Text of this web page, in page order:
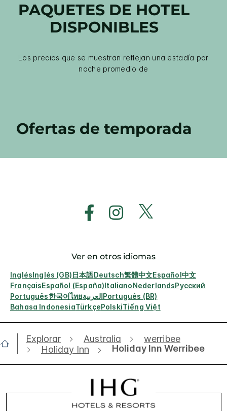
PAQUETES DE HOTEL
DISPONIBLES
Los precios que se muestran reflejan una estadía por
noche promedio de
Ofertas de temporada
Ver en otros idiomas
InglésInglés (GB)日本語Deutsch繁體中文Español中文
FrançaisEspañol (España)ItalianoNederlandsРусский
Português한국어ไทยالعربيةPortuguês (BR)
Bahasa IndonesiaTürkçePolskiTiếng Việt
Explorar Australia
werribee
Holiday Inn
Holiday Inn Werribee